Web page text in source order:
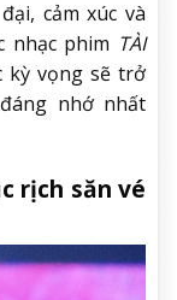
cảm xúc và
nhạc phim TÀI
kỳ vọng sẽ trở
nhớ nhất
rịch săn vé